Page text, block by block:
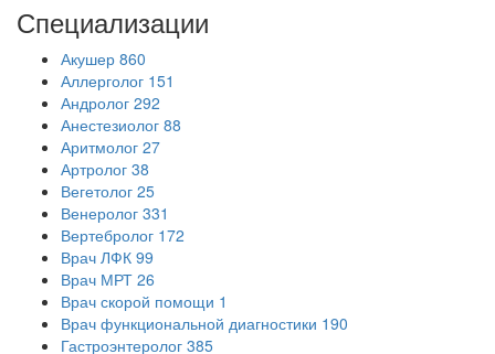
Специализации
Акушер 860
Аллерголог 151
Андролог 292
Анестезиолог 88
Аритмолог 27
Артролог 38
Вегетолог 25
Венеролог 331
Вертебролог 172
Врач ЛФК 99
Врач МРТ 26
Врач скорой помощи 1
Врач функциональной диагностики 190
Гастроэнтеролог 385